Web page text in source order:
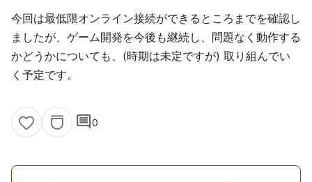
今回は最低限オンライン接続ができるところまでを確認し
ましたが、ゲーム開発を今後も継続し、問題なく動作する
かどうかについても、(時期は未定ですが) 取り組んでい
く予定です。
comment0